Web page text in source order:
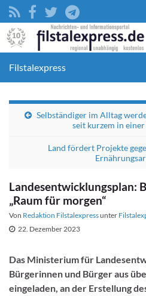
Filstalexpress
Selbständiger im Alltag
seit kurzem in
Land fördert Projekte
Landesentwicklungsplan:
„Raum für morgen“
Von Redaktion Filstalexpressunter
22. Dezember 2023
Das Ministerium für
Bürgerinnen und Bürger aus
eingeladen, an der Erstellung